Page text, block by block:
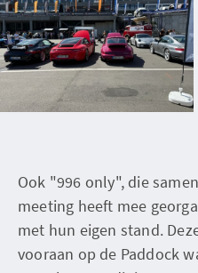
Ook "996 only", die
meeting heeft mee
met hun eigen stand.
vooraan op de Paddock